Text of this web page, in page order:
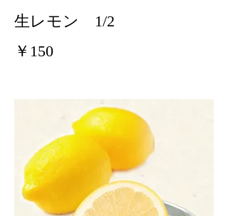
生レモン 1/2
￥150